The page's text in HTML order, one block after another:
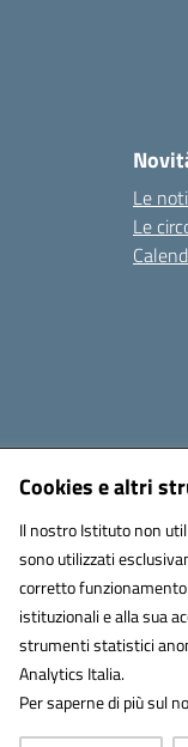
Cookies e altri
Il nostro Istituto non
sono utilizzati
corretto
istituzionali e alla sua
strumenti statistici
Analytics Italia.
Per saperne di più sul
Le
Le